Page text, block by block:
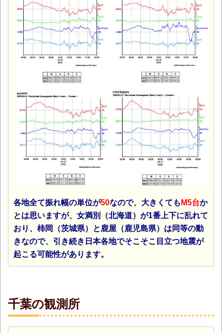
各地全て振れ幅の単位が50なので、大きくても M5台か
とは思いますが、女満別（北海道）が1番上下に乱れて
おり、柿岡（茨城県）と鹿屋（鹿児島県）は同等の動
きなので、引き続き日本各地でそこそこ目立つ地震が
起こる可能性があります。
千葉の観測所